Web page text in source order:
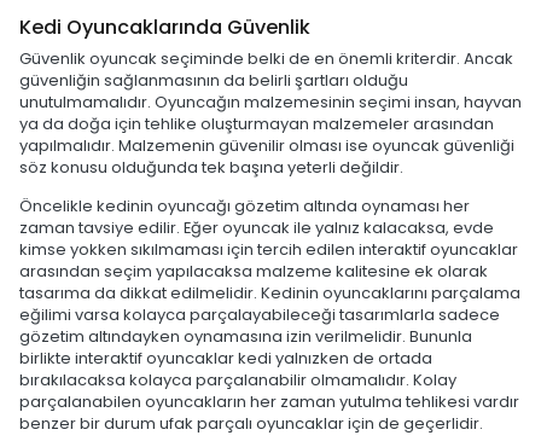
Kedi Oyuncaklarında Güvenlik
Güvenlik oyuncak seçiminde belki de en önemli kriterdir. Ancak
güvenliğin sağlanmasının da belirli şartları olduğu
unutulmamalıdır. Oyuncağın malzemesinin seçimi insan, hayvan
ya da doğa için tehlike oluşturmayan malzemeler arasından
yapılmalıdır. Malzemenin güvenilir olması ise oyuncak güvenliği
söz konusu olduğunda tek başına yeterli değildir.
Öncelikle kedinin oyuncağı gözetim altında oynaması her
zaman tavsiye edilir. Eğer oyuncak ile yalnız kalacaksa, evde
kimse yokken sıkılmaması için tercih edilen interaktif oyuncaklar
arasından seçim yapılacaksa malzeme kalitesine ek olarak
tasarıma da dikkat edilmelidir. Kedinin oyuncaklarını parçalama
eğilimi varsa kolayca parçalayabileceği tasarımlarla sadece
gözetim altındayken oynamasına izin verilmelidir. Bununla
birlikte interaktif oyuncaklar kedi yalnızken de ortada
bırakılacaksa kolayca parçalanabilir olmamalıdır. Kolay
parçalanabilen oyuncakların her zaman yutulma tehlikesi vardır
benzer bir durum ufak parçalı oyuncaklar için de geçerlidir.